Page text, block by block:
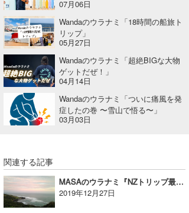
07月06日
Wandaのウラナミ「18時間の船旅ト
リップ」
05月27日
Wandaのウラナミ「超絶BIGな大物
ゲットだぜ！」
04月14日
Wandaのウラナミ「ついに痛風を発
症したの巻 〜雪山で悟る〜」
03月03日
関連する記事
MASAのウラナミ『NZトリップ最終回』
2019年12月27日